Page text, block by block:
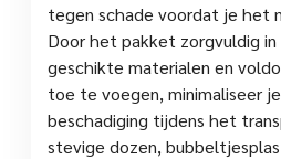
tegen schade voordat je het
Door het pakket zorgvuldig
geschikte materialen en
toe te voegen, minimaliseer
beschadiging tijdens het
stevige dozen,